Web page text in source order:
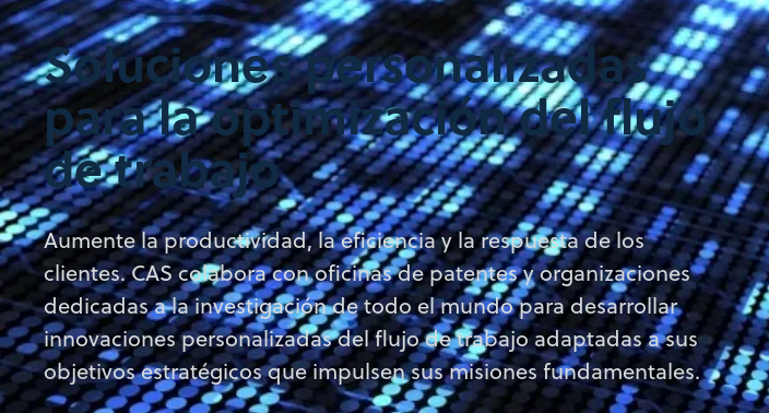
Soluciones personalizadas
para la optimización del flujo
de trabajo
Aumente la productividad, la eficiencia y la respuesta de los
clientes. CAS colabora con oficinas de patentes y organizaciones
dedicadas a la investigación de todo el mundo para desarrollar
innovaciones personalizadas del flujo de trabajo adaptadas a sus
objetivos estratégicos que impulsen sus misiones fundamentales.